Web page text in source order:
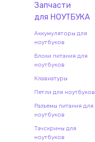
Запчасти
для НОУТБУКА
Аккумуляторы для
ноутбуков
Блоки питания для
ноутбуков
Клавиатуры
Петли для ноутбуков
Разъемы питания для
ноутбуков
Тачскрины для
ноутбуков